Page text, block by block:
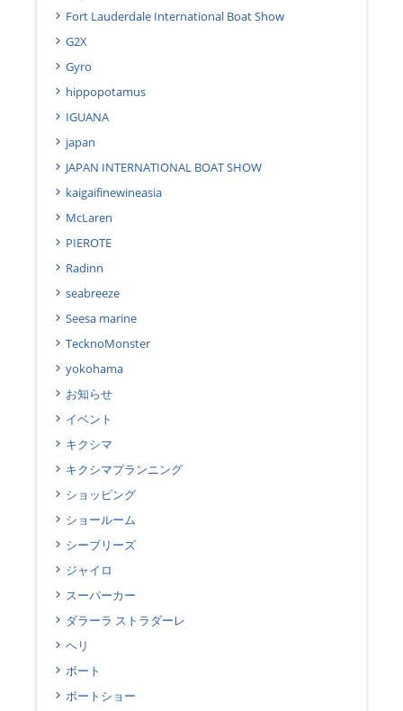
Fort Lauderdale International Boat Show
G2X
Gyro
hippopotamus
IGUANA
japan
JAPAN INTERNATIONAL BOAT SHOW
kaigaifinewineasia
McLaren
PIEROTE
Radinn
seabreeze
Seesa marine
TecknoMonster
yokohama
お知らせ
イベント
キクシマ
キクシマプランニング
ショッピング
ショールーム
シーブリーズ
ジャイロ
スーパーカー
ダラーラ ストラダーレ
ヘリ
ボート
ボートショー